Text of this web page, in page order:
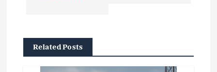
Related Posts